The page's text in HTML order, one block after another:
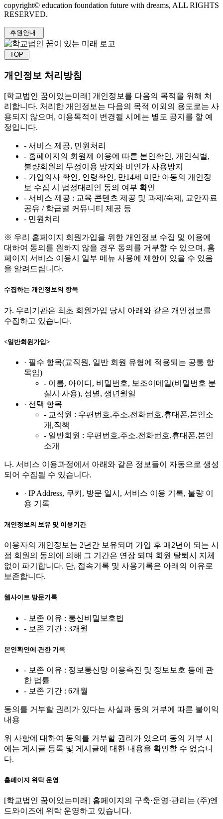
copyright© education foundation future with dreams, ALL RIGHTS
RESERVED.
후원안내
TOP
개인정보 처리방침
[학교법인 꿈이있는미래] 개인정보를 다음의 목적을 위해 처
리합니다. 처리한 개인정보는 다음의 목적 이외의 용도로는 사
용되지 않으며, 이용목적이 변경될 시에는 별도 공지를 할 예
정입니다.
- 서비스 제공, 민원처리
- 홈페이지의 회원제 이용에 따른 본인확인, 개인식별,
불량회원의 무정이용 방지와 비인가 사용방지
- 가입의사 확인, 연령확인, 만14세 미만 아동의 개인정
보 수집 시 법정대리인 동의 여부 확인
- 서비스 제공 : 교육 콘텐츠 제공 및 과제/숙제, 교안자료
공유 / 학급별 커뮤니티 제공 등
- 민원처리
※ 우리 홈페이지 회원가입을 위한 개인정보 수집 및 이용에
대하여 동의를 원하지 않을 경우 동의를 거부할 수 있으며, 홈
페이지 서비스 이용시 일부 메뉴 사용에 제한이 있을 수 있음
을 알려드립니다.
수집하는 개인정보의 항목
가. 우리기관은 최초 회원가입 당시 아래와 같은 개인정보를
수집하고 있습니다.
<일반회원가입>
· 필수 항목(교직원, 일반 회원 유형에 적용되는 공통 항
목임)
- 이름, 아이디, 비밀번호, 보조이메일(비밀번호 분
실시 사용), 성별, 생년월일
· 선택 항목
- 교직원 : 우편번호,주소,전화번호,휴대폰,본인소
개,직책
- 일반회원 : 우편번호,주소,전화번호,휴대폰,본인
소개
나. 서비스 이용과정에서 아래와 같은 정보들이 자동으로 생성
되어 수집될 수 있습니다.
· IP Address, 쿠키, 방문 일시, 서비스 이용 기록, 불량 이
용 기록
개인정보의 보유 및 이용기간
이용자의 개인정보는 2년간 보유되며 가입 후 매2년이 되는 시
점 회원의 동의에 의해 그 기간은 연장 되며 회원 탈퇴시 지체
없이 파기합니다. 단, 접속기록 및 사용기록은 아래의 이유로
보존합니다.
웹사이트 방문기록
- 보존 이유 : 통신비밀보호법
- 보존 기간 : 3개월
본인확인에 관한 기록
- 보존 이유 : 정보통신망 이용촉진 및 정보보호 등에 관
한 법률
- 보존 기간 : 6개월
동의를 거부할 권리가 있다는 사실과 동의 거부에 따른 불이익
내용
위 사항에 대하여 동의를 거부할 권리가 있으며 동의 거부 시
에는 게시글 등록 및 게시글에 대한 내용을 확인할 수 없습니
다.
홈페이지 위탁 운영
[학교법인 꿈이있는미래] 홈페이지의 구축·운영·관리는 (주)엔
드와이즈에 위탁 운영하고 있습니다.